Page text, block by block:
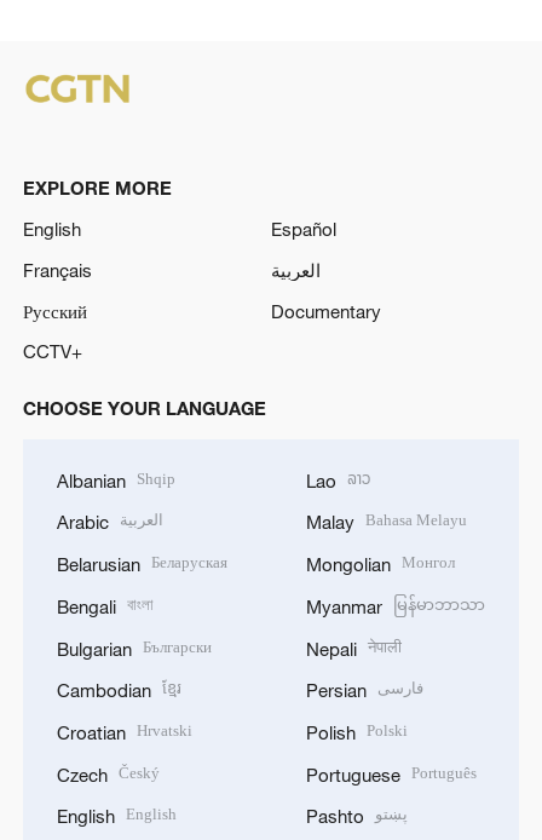
EXPLORE MORE
English
Español
Français
العربية
Русский
Documentary
CCTV+
CHOOSE YOUR LANGUAGE
Albanian Shqip
Arabic العربية
Belarusian Беларуская
Bengali বাংলা
Bulgarian Български
Cambodian ខ្មែរ
Croatian Hrvatski
Czech Český
English English
Lao ລາວ
Malay Bahasa Melayu
Mongolian Монгол
Myanmar မြန်မာဘာသာ
Nepali नेपाली
Persian فارسی
Polish Polski
Portuguese Português
Pashto پښتو